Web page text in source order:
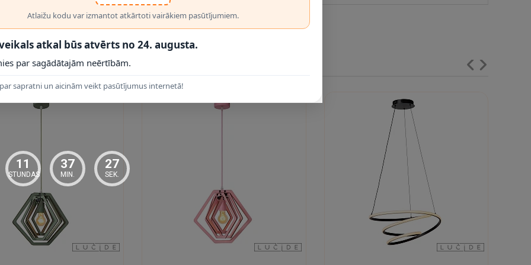
LED moduli, tāpēc nav jāparedz atsevišķa spuldze; montāžas augstumam jāatstāj lidmašīnas formas korpuss droši ārpus
bērnistabas noskaņai; šo modeli izvēlieties tad, ja pati lampa drīkst būt galvenais rotaļīgais akcents pie griestiem.
Atlaižu kodu var izmantot atkārtoti vairākiem pasūtījumiem.
atkal būs atvērts no 24. augusta.
par sagādātajām neērtībām.
sapratni un aicinām veikt pasūtījumus internetā!
11
STUNDAS
37
MIN.
26
SEK.